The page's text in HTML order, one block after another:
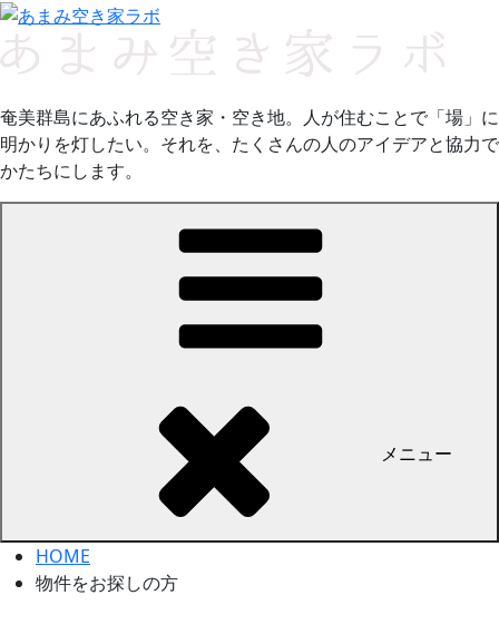
コ
ン
テ
ツ
へ
ス
キ
奄美群島にあふれる空き家・空き地。人が住むことで「場」に
明かりを灯したい。それを、たくさんの人のアイデアと協力で
かたちにします。
メニュー
HOME
物件をお探しの方